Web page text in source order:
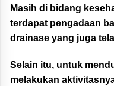
Masih di bidang
terdapat pengadaan
drainase yang juga
Selain itu, untuk
melakukan